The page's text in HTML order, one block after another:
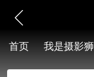
首页 我是摄影狮